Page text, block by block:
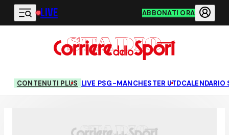
Vai al contenuto principale
LIVE ABBONATI ORA
CONTENUTI PLUS LIVE PSG-MANCHESTER UTDCALENDARIO